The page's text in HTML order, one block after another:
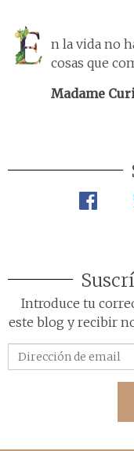
n la vida no
cosas que
Madame
Introduce tu
este blog y recibir